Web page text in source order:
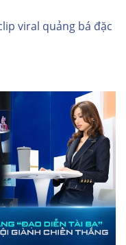
viral quảng bá đặc